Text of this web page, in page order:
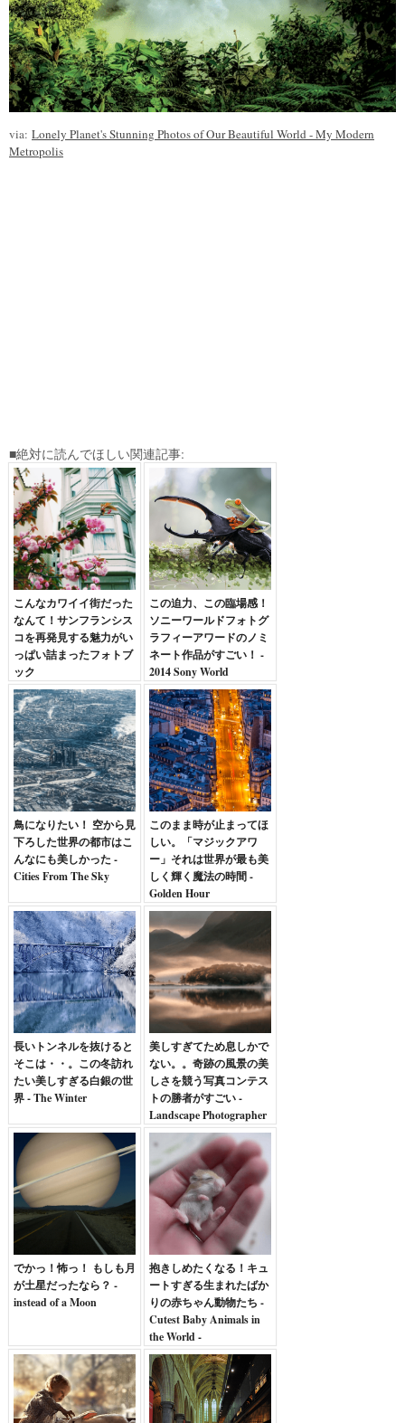
via: Lonely Planet's Stunning Photos of Our Beautiful World - My Modern
Metropolis
■絶対に読んでほしい関連記事:
こんなカワイイ街だった
なんて！サンフランシス
コを再発見する魅力がい
っぱい詰まったフォトブ
ック
この迫力、この臨場感！
ソニーワールドフォトグ
ラフィーアワードのノミ
ネート作品がすごい！ -
2014 Sony World
Photography Awards
鳥になりたい！ 空から見
下ろした世界の都市はこ
んなにも美しかった -
Cities From The Sky
このまま時が止まってほ
しい。「マジックアワ
ー」それは世界が最も美
しく輝く魔法の時間 -
Golden Hour
長いトンネルを抜けると
そこは・・。この冬訪れ
たい美しすぎる白銀の世
界 - The Winter
美しすぎてため息しかで
ない。。奇跡の風景の美
しさを競う写真コンテス
トの勝者がすごい -
Landscape Photographer
of the Year 2013
でかっ！怖っ！ もしも月
が土星だったなら？ -
instead of a Moon
抱きしめたくなる！キュ
ートすぎる生まれたばか
りの赤ちゃん動物たち -
Cutest Baby Animals in
the World -